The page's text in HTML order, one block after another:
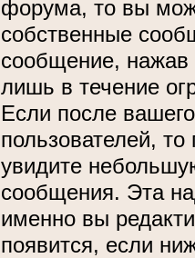
форума, то вы
собственные
сообщение, нажав
лишь в течение
Если после
пользователей,
увидите
сообщения. Эта
именно вы
появится, если